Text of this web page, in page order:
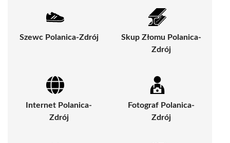
Szewc Polanica-Zdrój
Skup Złomu Polanica-
Zdrój
Internet Polanica-
Zdrój
Fotograf Polanica-
Zdrój